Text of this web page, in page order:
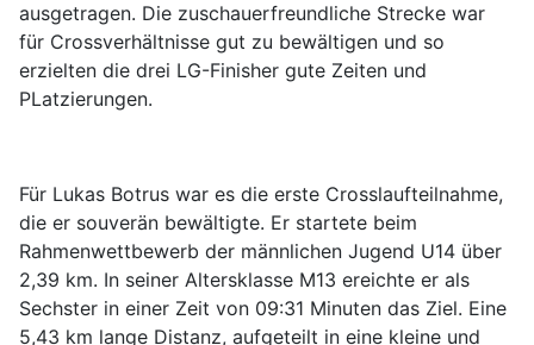
ausgetragen. Die zuschauerfreundliche Strecke war
für Crossverhältnisse gut zu bewältigen und so
erzielten die drei LG-Finisher gute Zeiten und
PLatzierungen.
Für Lukas Botrus war es die erste Crosslaufteilnahme,
die er souverän bewältigte. Er startete beim
Rahmenwettbewerb der männlichen Jugend U14 über
2,39 km. In seiner Altersklasse M13 ereichte er als
Sechster in einer Zeit von 09:31 Minuten das Ziel. Eine
5,43 km lange Distanz, aufgeteilt in eine kleine und